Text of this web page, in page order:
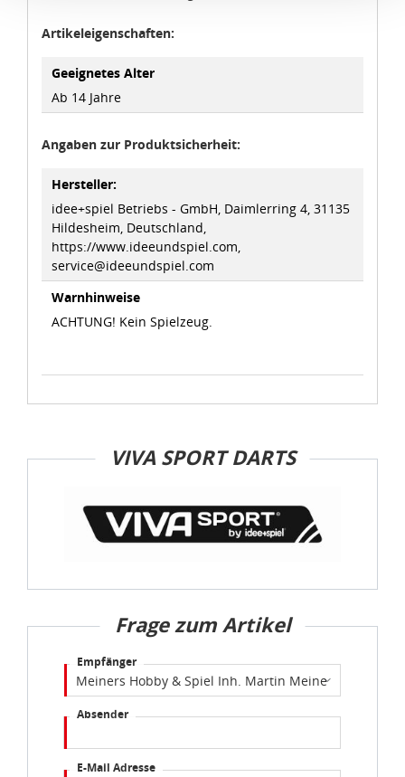
eines angemessenen Schutzniveaus, garantieren wir,
Verarbeitung von Daten in den USA eingehalten werden.
auf Ihrem Bildschirm anpassen und damit widerrufen.
idee+spiel Betriebs-GmbH
DatenschutzbestimmungenundImpressum
Artikeleigenschaften:
Geeignetes Alter
Ab 14 Jahre
Angaben zur Produktsicherheit:
Hersteller:
idee+spiel Betriebs - GmbH, Daimlerring 4, 31135
Hildesheim, Deutschland,
https://www.ideeundspiel.com,
service@ideeundspiel.com
Warnhinweise
ACHTUNG! Kein Spielzeug.
VIVA SPORT DARTS
Frage zum Artikel
Empfänger
Absender
E-Mail Adresse